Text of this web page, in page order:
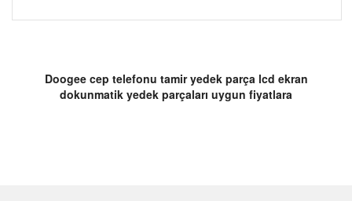
Doogee cep telefonu tamir yedek parça lcd ekran
dokunmatik yedek parçaları uygun fiyatlara